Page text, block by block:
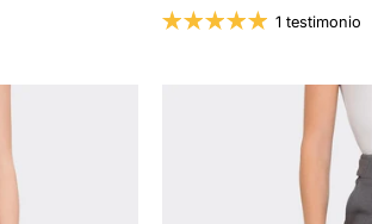
1 testimonio